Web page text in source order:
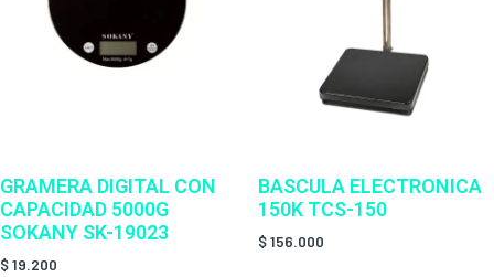
GRAMERA DIGITAL CON
CAPACIDAD 5000G
SOKANY SK-19023
$19.200
BASCULA ELECTRONICA
150K TCS-150
$156.000